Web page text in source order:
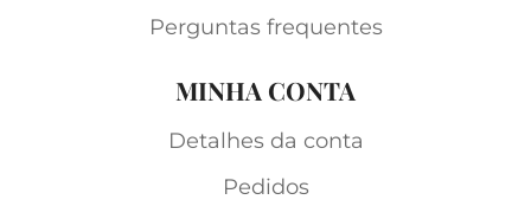
Perguntas frequentes
MINHA CONTA
Detalhes da conta
Pedidos